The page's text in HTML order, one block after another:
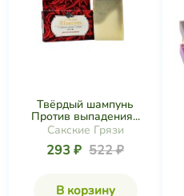
Твёрдый шампунь
Против выпадения...
Сакские Грязи
293 ₽ 522 ₽
В корзину